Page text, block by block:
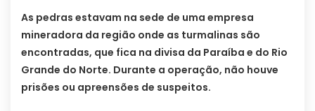
As pedras estavam na sede de uma empresa
mineradora da região onde as turmalinas são
encontradas, que fica na divisa da Paraíba e do Rio
Grande do Norte. Durante a operação, não houve
prisões ou apreensões de suspeitos.